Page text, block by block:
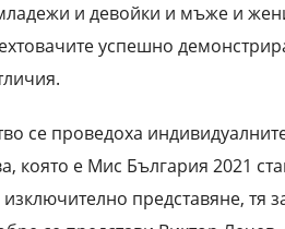
и девойки и мъже и
успешно
се проведоха
която е Мис България 2021
представяне, тя